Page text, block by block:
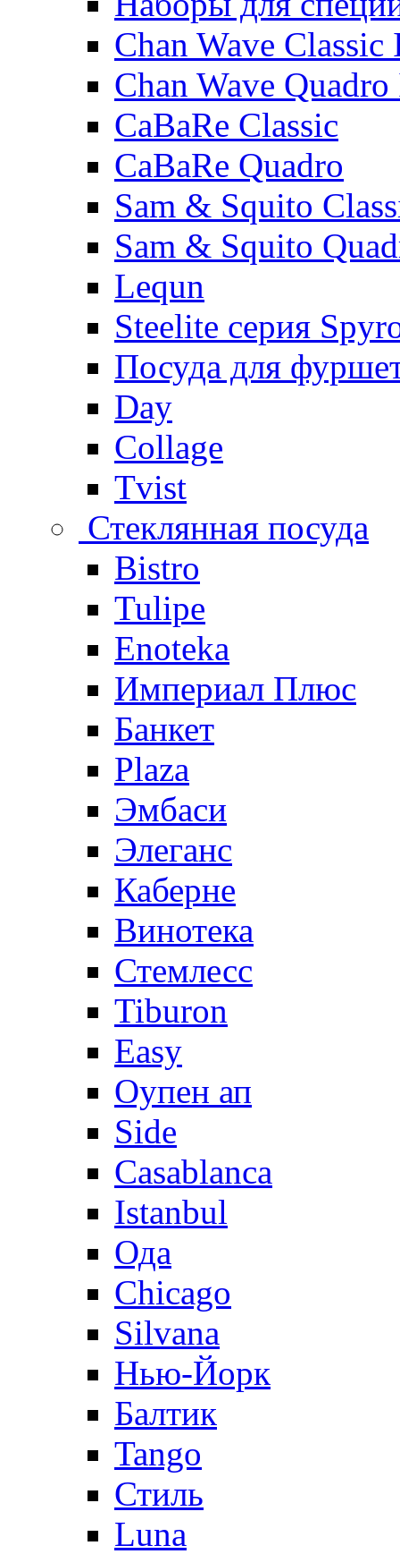
Chan Wave
Chan Wave
CaBaRe Classic
CaBaRe Quadro
Sam & Squito
Sam & Squito
Lequn
Steelite серия
Посуда для
Day
Collage
Tvist
Стеклянная посуда
Bistro
Tulipe
Enoteka
Империал Плюс
Банкет
Plaza
Эмбаси
Элеганс
Каберне
Винотека
Стемлесс
Tiburon
Easy
Оупен ап
Side
Casablanca
Istanbul
Ода
Chicago
Silvana
Нью-Йорк
Балтик
Tango
Стиль
Luna